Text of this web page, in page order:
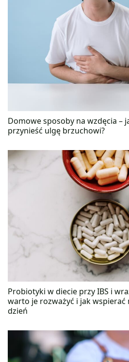
Domowe sposoby na wzdęcia –
przynieść ulgę brzuchowi?
Probiotyki w diecie przy IBS i
warto je rozważyć i jak
dzień